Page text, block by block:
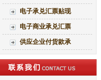
电子承兑汇票贴现
电子商业承兑汇票
供应企业付货款承